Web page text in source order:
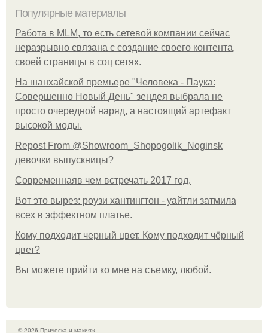
Популярные материалы
Работа в MLM, то есть сетевой компании сейчас
неразрывно связана с создание своего контента,
своей страницы в соц сетях.
На шанхайской премьере "Человека - Паука:
Совершенно Новый День" зендея выбрала не
просто очередной наряд, а настоящий артефакт
высокой моды.
Repost From @Showroom_Shopogolik_Noginsk
девочки выпускницы?
Современнаяв чем встречать 2017 год.
Вот это вырез: роузи хантингтон - уайтли затмила
всех в эффектном платьe.
Кому подходит черный цвет. Кому подходит чёрный
цвет?
Вы можете прийти ко мне на съемку, любой.
© 2026 Прическа и макияж